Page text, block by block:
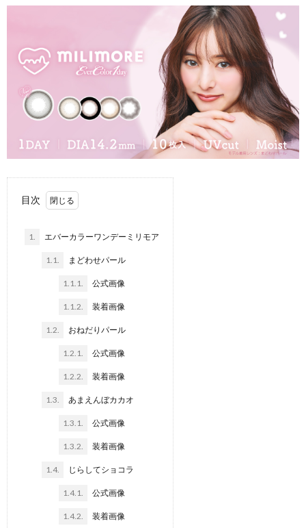
目次
1. エバーカラーワンデーミリモア
1.1. まどわせパール
1.1.1. 公式画像
1.1.2. 装着画像
1.2. おねだりパール
1.2.1. 公式画像
1.2.2. 装着画像
1.3. あまえんぼカカオ
1.3.1. 公式画像
1.3.2. 装着画像
1.4. じらしてショコラ
1.4.1. 公式画像
1.4.2. 装着画像